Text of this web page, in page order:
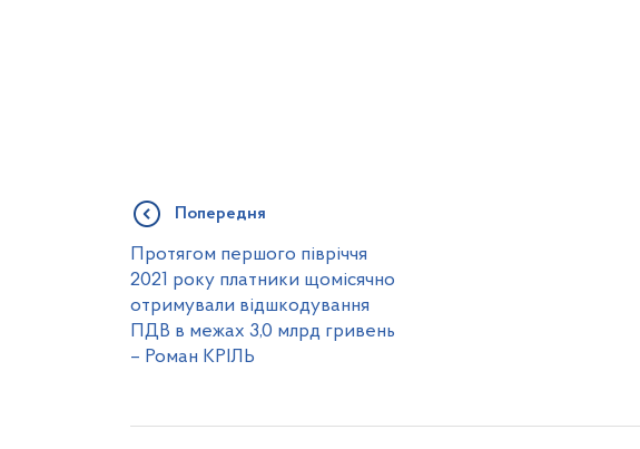
Попередня
Протягом першого півріччя
2021 року платники щомісячно
отримували відшкодування
ПДВ в межах 3,0 млрд гривень
– Роман КРІЛЬ